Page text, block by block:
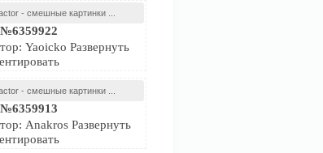
- смешные картинки ...
Yaoicko Развернуть
- смешные картинки ...
Anakros Развернуть